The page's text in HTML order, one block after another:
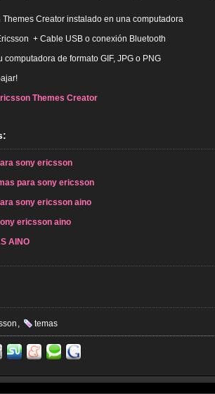
Themes Creator instalado en una computadora
+ Cable USB o conexión Bluetooth
computadora de formato GIF, JPG o PNG
Themes Creator
sony ericsson
para sony ericsson
sony ericsson aino
ericsson aino
AINO
, temas